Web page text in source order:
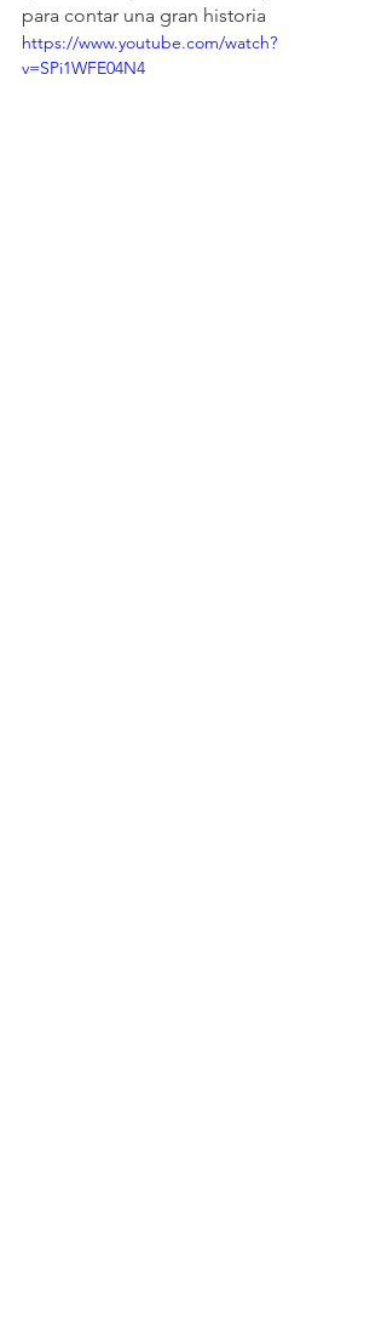
para contar una gran historia
https://www.youtube.com/watch?
v=SPi1WFE04N4